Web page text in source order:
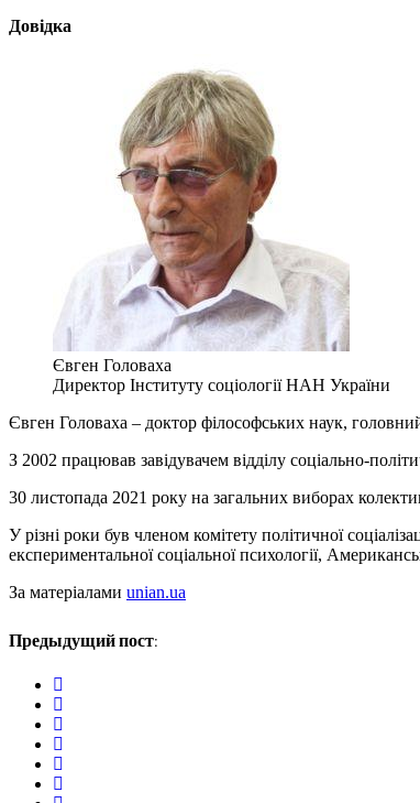
Довідка
Євген Головаха
Директор Інституту соціології НАН України
Євген Головаха – доктор філософських наук,
З 2002 працював завідувачем відділу соціально-
30 листопада 2021 року на загальних виборах
У різні роки був членом комітету політичної
експериментальної соціальної психології,
За матеріалами unian.ua
Предыдущий пост: